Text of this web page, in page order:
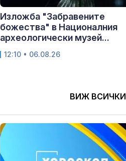
Изложба "Забравените
божества" в Националния
археологически музей...
12:10 • 06.08.26
ВИЖ ВСИЧКИ